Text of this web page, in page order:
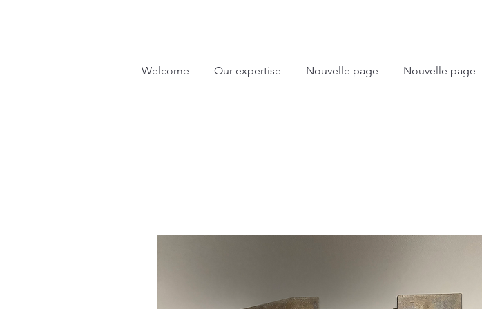
Welcome Our expertise Nouvelle page Nouvelle page